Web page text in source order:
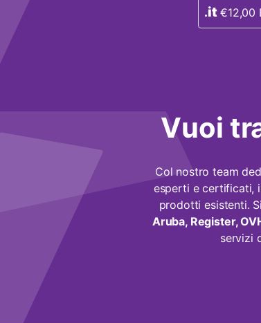
.it €12,00
Vuoi
Col nostro team
esperti e certificati,
prodotti esistenti.
Aruba, Register,
servizi